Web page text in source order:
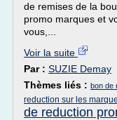
de remises de la
promo marques et
vous,...
Voir la suite
Par : SUZIE Demay
Thèmes liés : bon de
reduction sur les marque
de reduction